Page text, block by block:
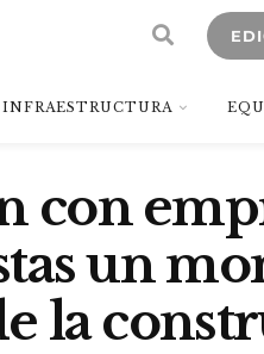
INFRAESTRUCTURA
con
un
la